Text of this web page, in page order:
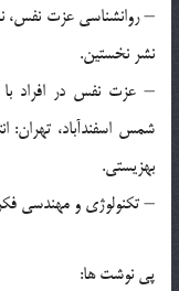
– روانشناسي عزت نفس،
نشر نخستين.
– عزت نفس در افراد
شمس اسفندآباد، تهران:
بهزيستي.
– تكنولوژي و مهندسي
پي نوشت ها: